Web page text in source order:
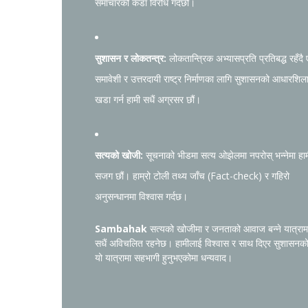
सुशासन र लोकतन्त्र: लोकतान्त्रिक अभ्यासप्रति प्रतिबद्ध रहँदै
समावेशी र उत्तरदायी राष्ट्र निर्माणका लागि सुशासनको आधारशिला
खडा गर्न हामी सधैं अग्रसर छौं।
सत्यको खोजी: सूचनाको भीडमा सत्य ओझेलमा नपरोस् भन्नेमा
सजग छौं। हाम्रो टोली तथ्य जाँच (Fact-check) र गहिरो
अनुसन्धानमा विश्वास गर्दछ।
Sambahak सत्यको खोजीमा र जनताको आवाज बन्ने
सधैं अविचलित रहनेछ। हामीलाई विश्वास र साथ दिएर सुशासनको
यो यात्रामा सहभागी हुनुभएकोमा धन्यवाद।